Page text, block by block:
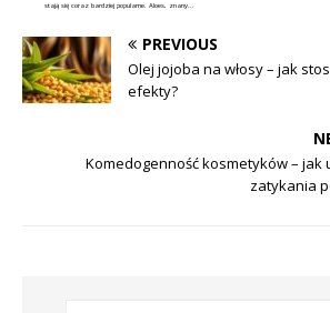
stają się coraz bardziej popularne. Aloes, znany...
PREVIOUS
Olej jojoba na włosy – jak
efekty?
Komedogenność kosmetyków – jak
zatykania